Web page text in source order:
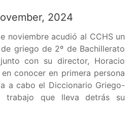
2024
noviembre acudió al CCHS un
griego de 2º de Bachillerato
con su director, Horacio
conocer en primera persona
a cabo el Diccionario Griego-
trabajo que lleva detrás su